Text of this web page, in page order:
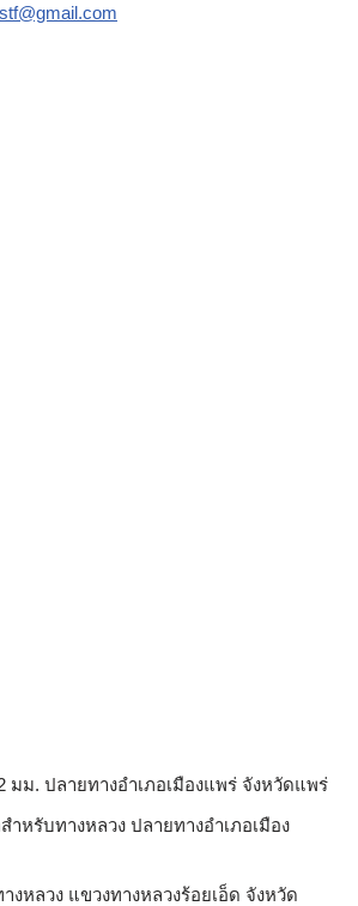
มม. ปลายทางอำเภอเมืองแพร่ จังหวัดแพร่
าหรับทางหลวง ปลายทางอำเภอเมือง
งหลวง แขวงทางหลวงร้อยเอ็ด จังหวัด